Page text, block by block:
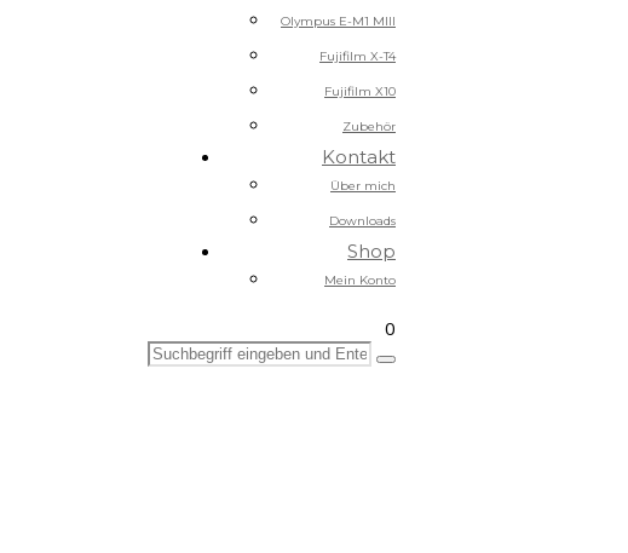
Olympus E-M1 MIII
Fujifilm X-T4
Fujifilm X10
Zubehör
Kontakt
Über mich
Downloads
Shop
Mein Konto
0